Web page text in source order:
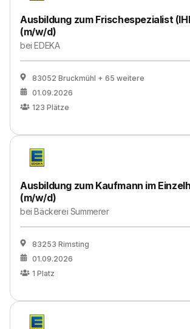
Ausbildung zum Frischespezialist
(m/w/d)
beiEDEKA
83052 Bruckmühl + 65 weitere
01.09.2026
123 Plätze
Ausbildung zum Kaufmann im
(m/w/d)
beiBäckerei Summerer
83253 Rimsting
01.09.2026
1 Platz